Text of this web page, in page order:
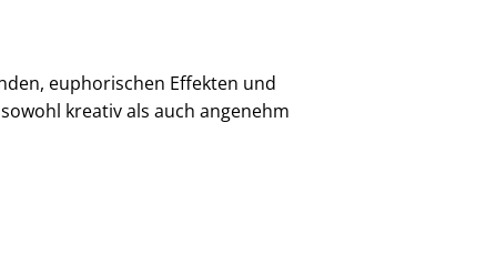
euphorischen Effekten und
kreativ als auch angenehm